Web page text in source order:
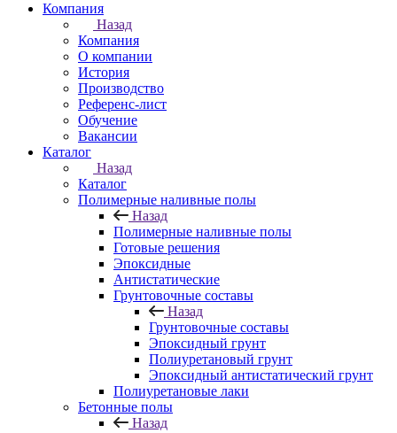
Компания
Назад
Компания
О компании
История
Производство
Референс-лист
Обучение
Вакансии
Каталог
Назад
Каталог
Полимерные наливные полы
Назад
Полимерные наливные полы
Готовые решения
Эпоксидные
Антистатические
Грунтовочные составы
Назад
Грунтовочные составы
Эпоксидный грунт
Полиуретановый грунт
Эпоксидный антистатический грунт
Полиуретановые лаки
Бетонные полы
Назад